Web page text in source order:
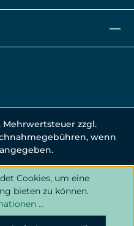
Mehrwertsteuer zzgl.
wenn
Cookies, um eine
bieten zu können.
...